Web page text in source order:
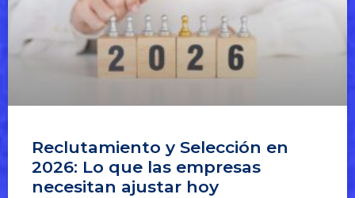
Reclutamiento y Selección en
2026: Lo que las empresas
necesitan ajustar hoy